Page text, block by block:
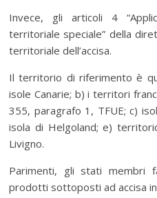
Invece, gli articoli 4
territoriale speciale” della
territoriale dell’accisa.
Il territorio di riferimento è
isole Canarie; b) i territori
355, paragrafo 1, TFUE; c)
isola di Helgoland; e)
Livigno.
Parimenti, gli stati membri
prodotti sottoposti ad accisa